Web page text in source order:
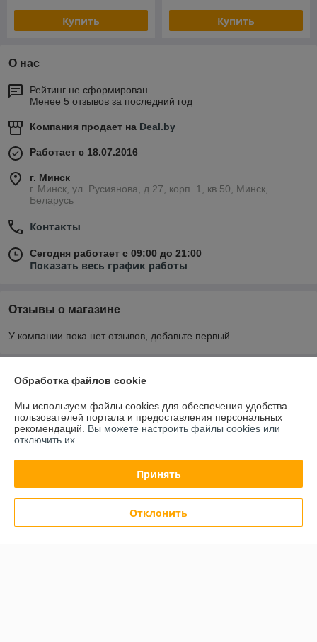
Купить Купить
О нас
Рейтинг не сформирован
Менее 5 отзывов за последний год
Компания продает на Deal.by
Работает с 18.07.2016
г. Минск
г. Минск, ул. Русиянова, д.27, корп. 1, кв.50, Минск,
Беларусь
Контакты
Сегодня работает с 09:00 до 21:00
Показать весь график работы
Отзывы о магазине
У компании пока нет отзывов, добавьте первый
О нас
Контакты
Доставка и оплата
Обработка файлов cookie
Мы используем файлы cookies для обеспечения удобства
пользователей портала и предоставления персональных
рекомендаций. Вы можете настроить файлы cookies или
отключить их.
Принять
Отклонить